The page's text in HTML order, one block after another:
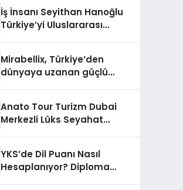
İş İnsanı Seyithan Hanoğlu
Türkiye’yi Uluslararası
Mirabellix, Türkiye’den
dünyaya uzanan güçlü
Anato Tour Turizm Dubai
Merkezli Lüks Seyahat
YKS’de Dil Puanı Nasıl
Hesaplanıyor? Diploma